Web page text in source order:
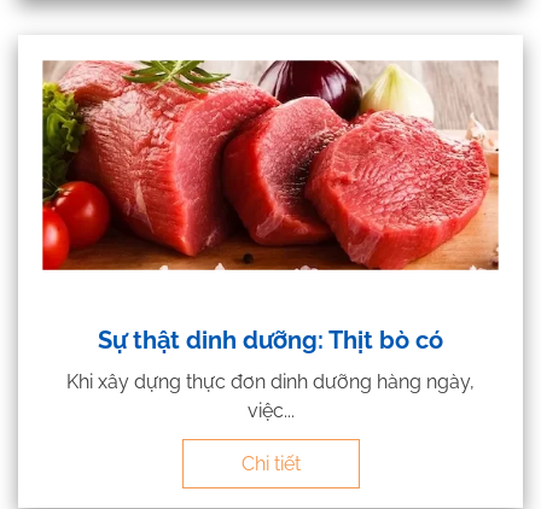
Sự thật dinh dưỡng: Thịt bò có
Khi xây dựng thực đơn dinh dưỡng hàng ngày,
việc...
Chi tiết